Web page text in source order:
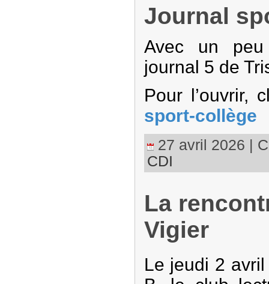
Journal
Avec un
journal 5 de
Pour l’ouvrir,
sport-collège
27 avril 2026 |
CDI
La
Vigier
Le jeudi 2